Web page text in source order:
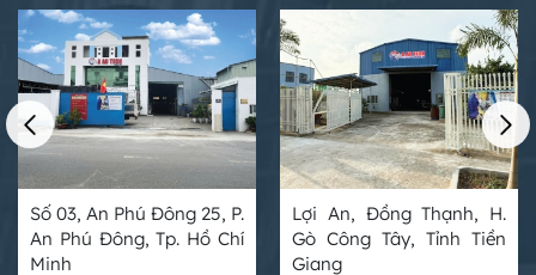
Số 03, An Phú Đông 25, P.
An Phú Đông, Tp. Hồ Chí
Minh
Lợi An, Đồng Thạnh, H.
Gò Công Tây, Tỉnh Tiền
Giang